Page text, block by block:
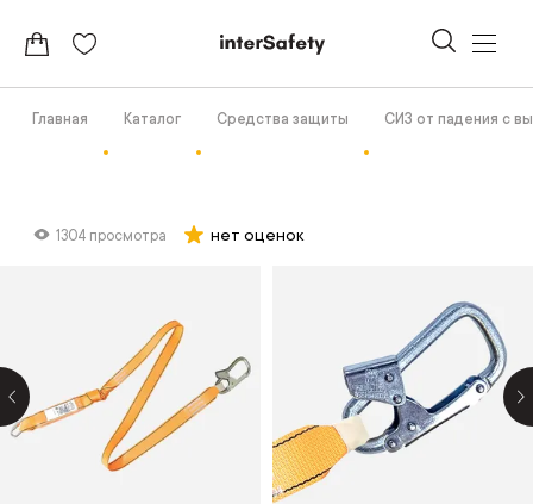
Главная Каталог Средства защиты СИЗ от падения с
1304 просмотра нет оценок